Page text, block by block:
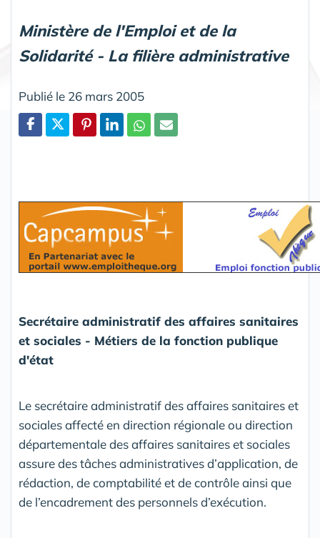
Ministère de l'Emploi et de la
Solidarité - La filière administrative
Publié le 26 mars 2005
Secrétaire administratif des affaires sanitaires
et sociales - Métiers de la fonction publique
d'état
Le secrétaire administratif des affaires sanitaires et
sociales affecté en direction régionale ou direction
départementale des affaires sanitaires et sociales
assure des tâches administratives d’application, de
rédaction, de comptabilité et de contrôle ainsi que
de l’encadrement des personnels d’exécution.